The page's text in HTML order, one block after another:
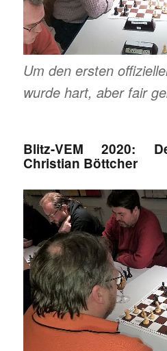
Um den ersten
wurde hart, aber fair
Blitz-VEM 2020:
Christian Böttcher